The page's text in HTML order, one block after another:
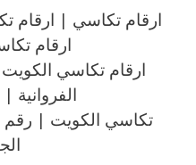
ارقام تكاسي | ارقام
ارقام
ارقام تكاسي
الفروانية
تكاسي الكويت | رقم